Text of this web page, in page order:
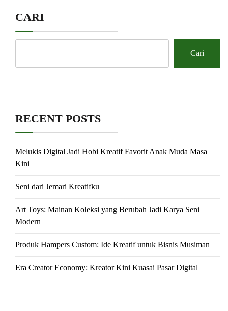
CARI
Cari
RECENT POSTS
Melukis Digital Jadi Hobi Kreatif Favorit Anak Muda Masa
Kini
Seni dari Jemari Kreatifku
Art Toys: Mainan Koleksi yang Berubah Jadi Karya Seni
Modern
Produk Hampers Custom: Ide Kreatif untuk Bisnis Musiman
Era Creator Economy: Kreator Kini Kuasai Pasar Digital